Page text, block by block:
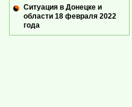
Ситуация в Донецке и
области 18 февраля 2022
года